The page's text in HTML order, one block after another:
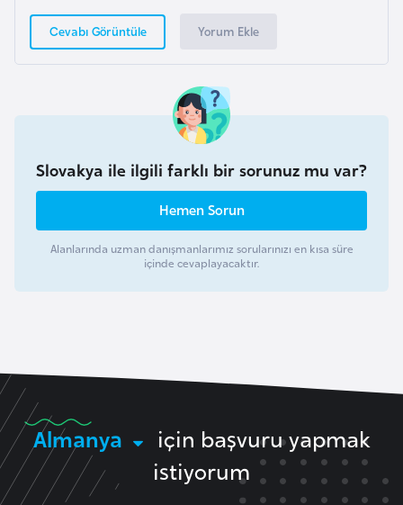
Cevabı Görüntüle Yorum Ekle
Slovakya ile ilgili farklı bir sorunuz mu var?
Hemen Sorun
Alanlarında uzman danışmanlarımız sorularınızı en kısa süre
içinde cevaplayacaktır.
Almanya
için başvuru yapmak
istiyorum
B
o
s
e
g
a
r
i
t